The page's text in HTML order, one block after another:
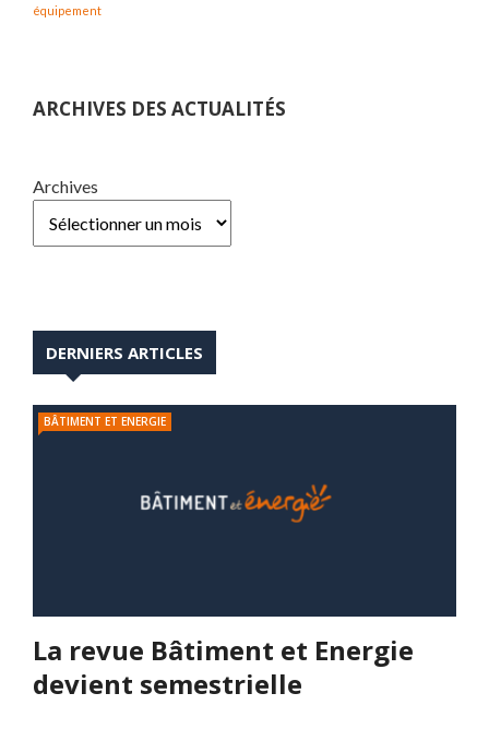
équipement
ARCHIVES DES ACTUALITÉS
Archives
DERNIERS ARTICLES
BÂTIMENT ET ENERGIE
La revue Bâtiment et Energie
devient semestrielle